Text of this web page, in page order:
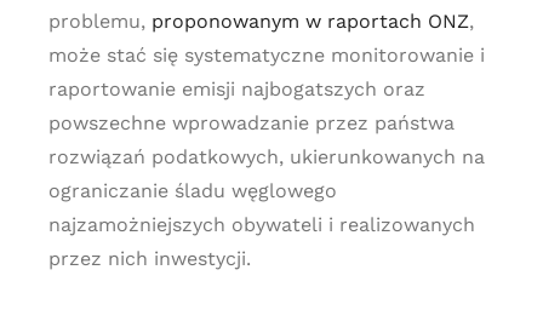
problemu, proponowanym w raportach ONZ,
może stać się systematyczne monitorowanie i
raportowanie emisji najbogatszych oraz
powszechne wprowadzanie przez państwa
rozwiązań podatkowych, ukierunkowanych na
ograniczanie śladu węglowego
najzamożniejszych obywateli i realizowanych
przez nich inwestycji.